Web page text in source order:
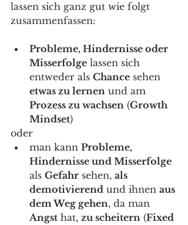
lassen sich ganz gut wie folgt
zusammenfassen:
Probleme, Hindernisse oder
Misserfolge lassen sich
entweder als Chance sehen
etwas zu lernen und am
Prozess zu wachsen (Growth
Mindset)
oder
man kann Probleme,
Hindernisse und Misserfolge
als Gefahr sehen, als
demotivierend und ihnen aus
dem Weg gehen, da man
Angst hat, zu scheitern (Fixed